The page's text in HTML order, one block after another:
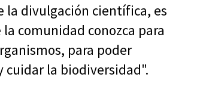
la divulgación científica, es
comunidad conozca para
para poder
cuidar la biodiversidad".